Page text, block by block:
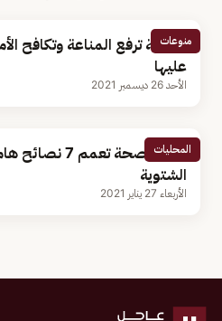
منوعات
أطعمة ترفع المناعة وتكافح
عليها
الأحد 26 ديسمبر 2021
المحليات
وزارة الصحة
الشتوية
الأربعاء 27 يناير 2021